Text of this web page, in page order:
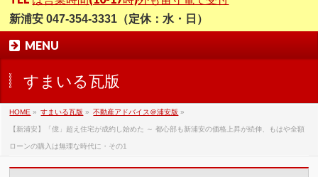
新浦安 047-354-3331（定休：水・日）
MENU
すまいる瓦版
HOME » すまいる瓦版 » 不動産アドバイス＠浦安版 »
【新浦安】「億」超え住宅が成約し始めた ～ 都心部も新浦安の価格上昇が続伸、もはや全額
ローンの購入は無理な時代に・その1